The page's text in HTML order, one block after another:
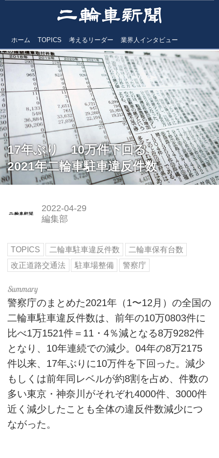
ホーム TOPICS 考えるリーダー 業界人インタビュー
17年ぶり 10万件下回る
2021年二輪車駐車違反件数
2022-04-29
編集部
TOPICS 二輪車駐車違反件数
二輪車保有台数
改正道路交通法
駐車場整備 警察庁
警察庁のまとめた2021年（1〜12月）の全国の
二輪車駐車違反件数は、前年の10万0803件に
比べ1万1521件＝11・4％減となる8万9282件
となり、10年連続での減少。04年の8万2175
件以来、17年ぶりに10万件を下回った。減少
もしくは前年同レベルが約8割を占め、件数の
多い東京・神奈川がそれぞれ4000件、3000件
近く減少したことも全体の違反件数減少につ
ながった。